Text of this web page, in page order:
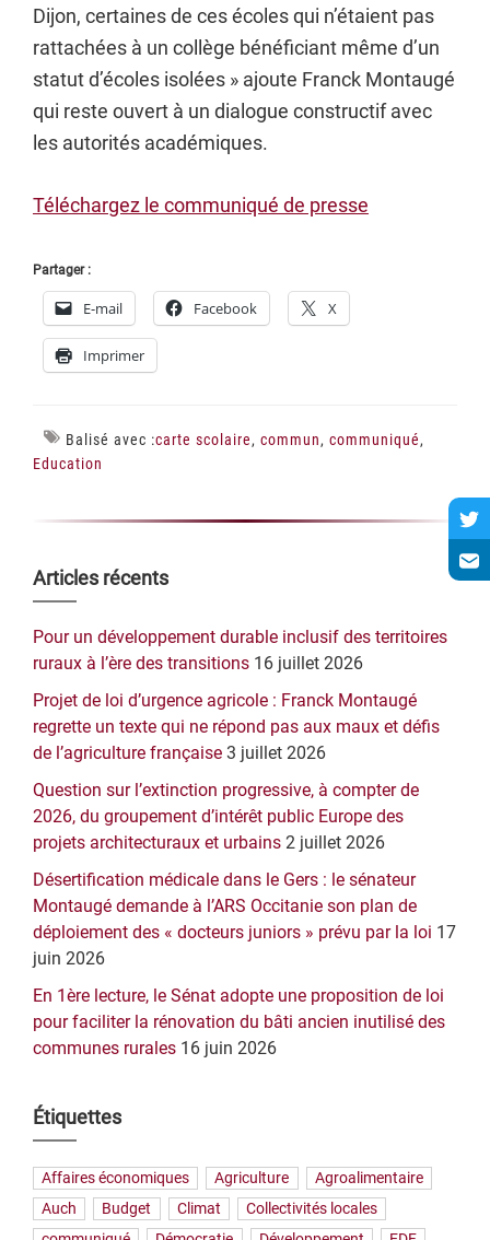
Dijon, certaines de ces écoles qui n’étaient pas
rattachées à un collège bénéficiant même d’un
statut d’écoles isolées » ajoute Franck Montaugé
qui reste ouvert à un dialogue constructif avec
les autorités académiques.
Téléchargez le communiqué de presse
Partager :
E-mail Facebook X
Imprimer
Balisé avec :carte scolaire, commun, communiqué,
Education
Barre
latérale
principale
Articles récents
Pour un développement durable inclusif des territoires
ruraux à l’ère des transitions 16 juillet 2026
Projet de loi d’urgence agricole : Franck Montaugé
regrette un texte qui ne répond pas aux maux et défis
de l’agriculture française 3 juillet 2026
Question sur l’extinction progressive, à compter de
2026, du groupement d’intérêt public Europe des
projets architecturaux et urbains 2 juillet 2026
Désertification médicale dans le Gers : le sénateur
Montaugé demande à l’ARS Occitanie son plan de
déploiement des « docteurs juniors » prévu par la loi 17
juin 2026
En 1ère lecture, le Sénat adopte une proposition de loi
pour faciliter la rénovation du bâti ancien inutilisé des
communes rurales 16 juin 2026
Étiquettes
Affaires économiques Agriculture
Agroalimentaire
Auch
Budget Climat
Collectivités locales